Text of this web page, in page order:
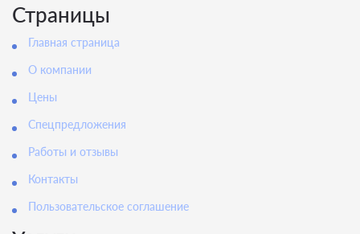
Страницы
Главная страница
О компании
Цены
Cпецпредложения
Работы и отзывы
Контакты
Пользовательское соглашение